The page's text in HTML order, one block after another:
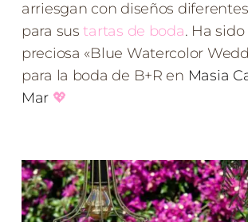
arriesgan con diseños
para sustartas de boda. Ha
preciosa «Blue Watercolor
para la boda de B+R en Masia
Mar 💖